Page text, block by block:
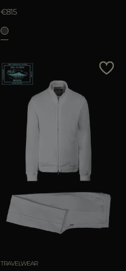
€815
TRAVELWEAR